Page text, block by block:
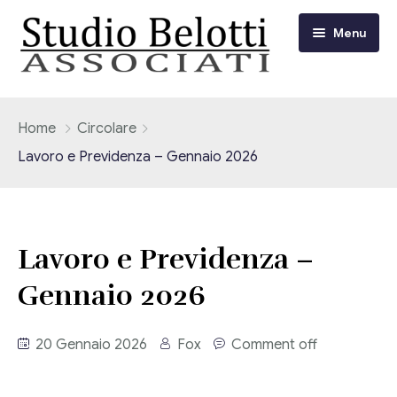
Menu
I nostri servizi
Contabilità
Adempimenti Dichiarativi e Fiscali
Circolari Flash
Eventi
Home
Circolare
Lavoro e Previdenza – Gennaio 2026
Lavoro e Previdenza –
Gennaio 2026
20 Gennaio 2026 Fox Comment off